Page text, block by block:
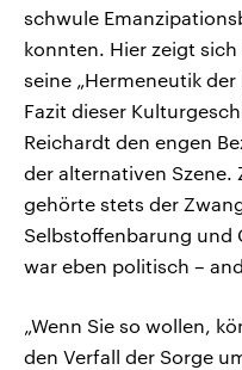
schwule
konnten. Hier zeigt
seine „Hermeneutik
Fazit dieser
Reichardt den engen
der alternativen Szene.
gehörte stets der
Selbstoffenbarung und
war eben politisch –
„Wenn Sie so wollen,
den Verfall der Sorge